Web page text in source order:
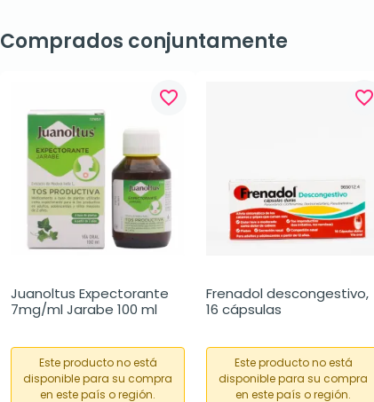
Comprados conjuntamente
favorite_border
Juanoltus Expectorante
7mg/ml Jarabe 100 ml
Este producto no está
disponible para su compra
en este país o región.
favorite_border
Frenadol descongestivo,
16 cápsulas
Este producto no está
disponible para su compra
en este país o región.